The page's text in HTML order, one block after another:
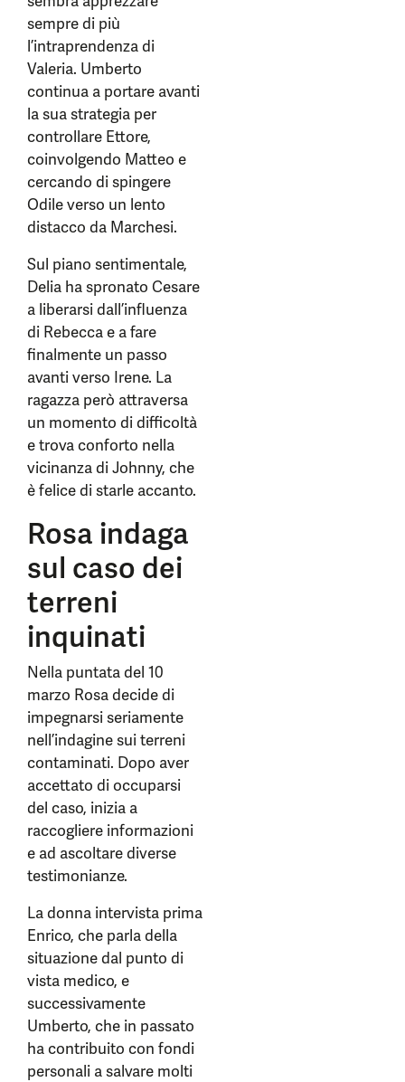
sempre di più
l’intraprendenza di
Valeria. Umberto
continua a portare avanti
la sua strategia per
controllare Ettore,
coinvolgendo Matteo e
cercando di spingere
Odile verso un lento
distacco da Marchesi.
Sul piano sentimentale,
Delia ha spronato Cesare
a liberarsi dall’influenza
di Rebecca e a fare
finalmente un passo
avanti verso Irene. La
ragazza però attraversa
un momento di difficoltà
e trova conforto nella
vicinanza di Johnny, che
è felice di starle accanto.
Rosa indaga
sul caso dei
terreni
inquinati
Nella puntata del 10
marzo Rosa decide di
impegnarsi seriamente
nell’indagine sui terreni
contaminati. Dopo aver
accettato di occuparsi
del caso, inizia a
raccogliere informazioni
e ad ascoltare diverse
testimonianze.
La donna intervista prima
Enrico, che parla della
situazione dal punto di
vista medico, e
successivamente
Umberto, che in passato
ha contribuito con fondi
personali a salvare molti